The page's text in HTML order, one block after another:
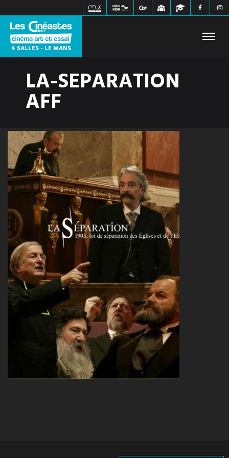
4 SALLES - LE MANS
FILMS À L'AFFICHE PROCHAINEMENT HORAIRES
JEUNE PUBLIC
INFOS PRATIQUES CONTACT
LA-SEPARATION
AFF